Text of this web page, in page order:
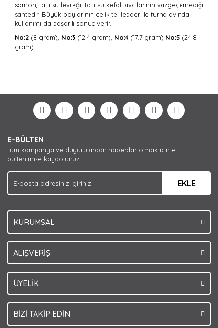
somon, tatlı su levreği, tatlı su kefali avcılarının vazgeçemediği
sahtedir. Büyük boylarının çelik tel leader ile turna avında
kullanımı da başarılı sonuç verir.
No:2 (8 gram), No:3 (12.4 gram), No:4 (17.7 gram) No:5 (24.8
gram)
Yorum Yaz
formunu kullanarak tarafımıza iletebilirsiniz.
Görüş ve önerileriniz için teşekkür ederiz.
Ürün açıklamasında eksik bilgiler bulunuyor.
Ürün bilgilerinde hatalar bulunuyor.
Ürün fiyatı diğer sitelerden daha pahalı.
Bu ürüne benzer farklı alternatifler olmalı.
E-BÜLTEN
Tüm kampanya ve duyurulardan haberdar olmak için e-
bültenimize kaydolunuz.
EKLE
KURUMSAL
ALIŞVERİŞ
ÜYELİK
BİZİ TAKİP EDİN